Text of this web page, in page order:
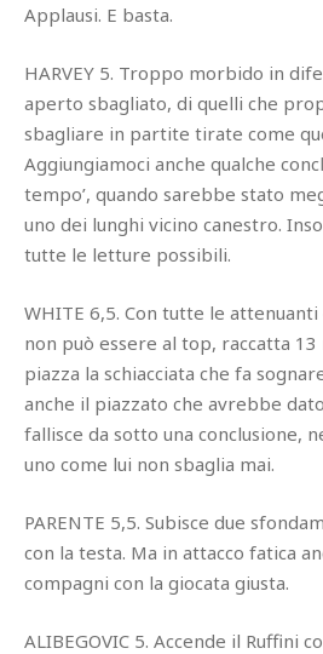
Applausi. E basta.
HARVEY 5. Troppo morbido in
aperto sbagliato, di quelli che
sbagliare in partite tirate come
Aggiungiamoci anche qualche
tempo’, quando sarebbe stato
uno dei lunghi vicino canestro.
tutte le letture possibili.
WHITE 6,5. Con tutte le
non può essere al top, raccatta 13
piazza la schiacciata che fa
anche il piazzato che avrebbe
fallisce da sotto una conclusione,
uno come lui non sbaglia mai.
PARENTE 5,5. Subisce due
con la testa. Ma in attacco fatica
compagni con la giocata giusta.
ALIBEGOVIC 5. Accende il Ruffini